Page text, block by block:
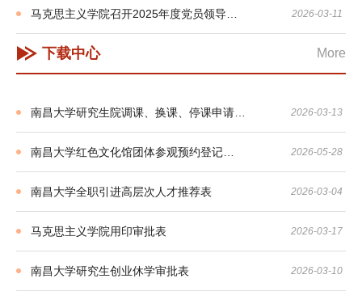
2026-03-11
马克思主义学院召开2025年度党员领导…
More
下载中心
2026-03-13
南昌大学研究生院调课、换课、停课申请…
2026-05-28
南昌大学红色文化馆团体参观预约登记…
2026-03-04
南昌大学全职引进高层次人才推荐表
2026-03-17
马克思主义学院用印审批表
2026-03-10
南昌大学研究生创业休学审批表